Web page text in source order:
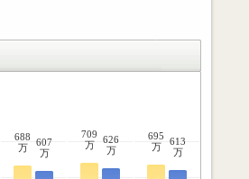
688
万
607
万
709
万
626
万
695
万
613
万